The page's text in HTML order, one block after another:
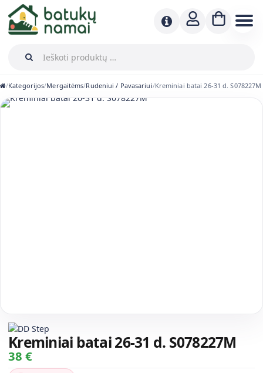
/Kategorijos/Mergaitėms/Rudeniui / Pavasariui/Kreminiai batai 26-31 d. S078227M
Kreminiai batai 26-31 d. S078227M
38 €